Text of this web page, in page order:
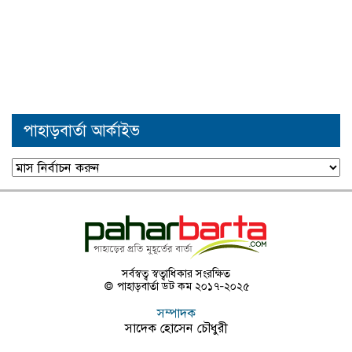
পাহাড়বার্তা আর্কাইভ
পাহাড়বার্তা
আর্কাইভ
সর্বস্বত্ব স্বত্বাধিকার সংরক্ষিত
© পাহাড়বার্তা ডট কম ২০১৭-২০২৫
সম্পাদক
সাদেক হোসেন চৌধুরী